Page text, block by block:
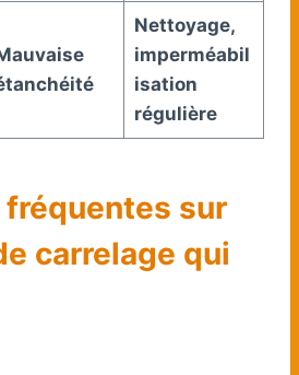
Nettoyage,
imperméabil
isation
régulière
sur
carrelage qui